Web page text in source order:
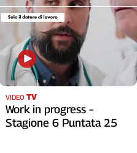
VIDEO TV
Work in progress –
Stagione 6 Puntata 25